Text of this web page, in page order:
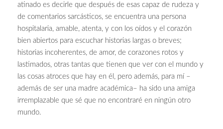
atinado es decirle que después de esas capaz de rudeza y
de comentarios sarcásticos, se encuentra una persona
hospitalaria, amable, atenta, y con los oídos y el corazón
bien abiertos para escuchar historias largas o breves;
historias incoherentes, de amor, de corazones rotos y
lastimados, otras tantas que tienen que ver con el mundo y
las cosas atroces que hay en él, pero además, para mí –
además de ser una madre académica– ha sido una amiga
irremplazable que sé que no encontraré en ningún otro
mundo.